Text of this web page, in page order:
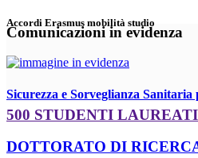
Accordi Erasmus mobilità studio
Comunicazioni in evidenza
Sicurezza e Sorveglianza
500 STUDENTI
DOTTORATO DI